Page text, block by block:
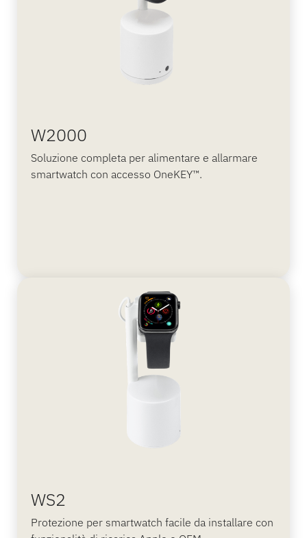
W2000
Soluzione completa per alimentare e allarmare
smartwatch con accesso OneKEY™.
WS2
Protezione per smartwatch facile da installare con